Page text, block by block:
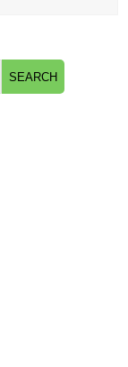
Search
for: